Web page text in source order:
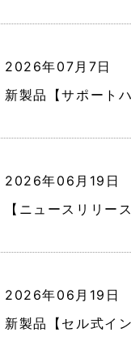
2026年07月7日
新製品【サポート
2026年06月19日
【ニュースリリ
2026年06月19日
新製品【セル式イ